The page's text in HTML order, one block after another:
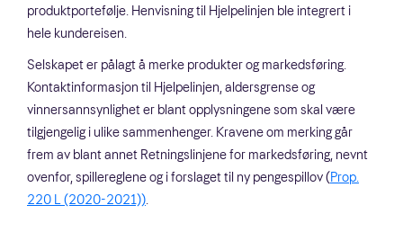
produktportefølje. Henvisning til Hjelpelinjen ble integrert i
hele kundereisen.
Selskapet er pålagt å merke produkter og markedsføring.
Kontaktinformasjon til Hjelpelinjen, aldersgrense og
vinnersannsynlighet er blant opplysningene som skal være
tilgjengelig i ulike sammenhenger. Kravene om merking går
frem av blant annet Retningslinjene for markedsføring, nevnt
ovenfor, spillereglene og i forslaget til ny pengespillov (Prop.
220 L (2020-2021)).